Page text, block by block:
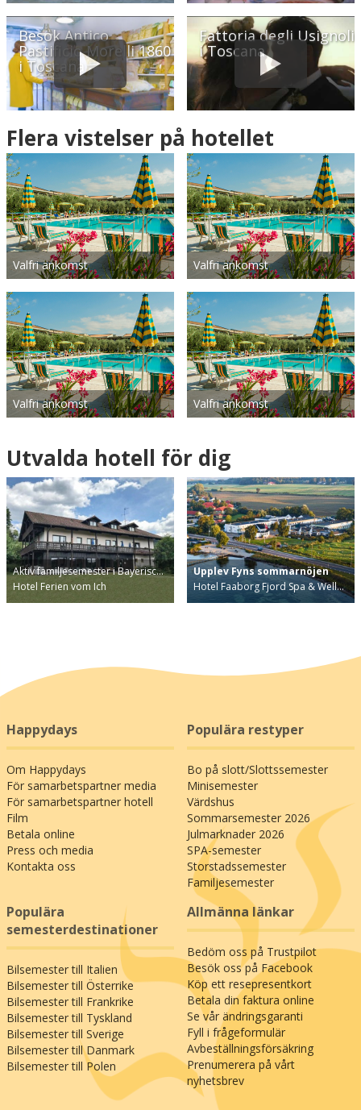
Besök Antico
Pastificio Morelli 1860
i Toscana
Fattoria degli Usignoli
i Toscana
Flera vistelser på hotellet
Valfri ankomst Valfri ankomst
Valfri ankomst Valfri ankomst
Utvalda hotell för dig
Aktiv familjesemester i Bayerisc…
Hotel Ferien vom Ich
Upplev Fyns sommarnöjen
Hotel Faaborg Fjord Spa & Well…
Happydays
Om Happydays
För samarbetspartner media
För samarbetspartner hotell
Film
Betala online
Press och media
Kontakta oss
Populära restyper
Bo på slott/Slottssemester
Minisemester
Värdshus
Sommarsemester 2026
Julmarknader 2026
SPA-semester
Storstadssemester
Familjesemester
Populära
semesterdestinationer
Bilsemester till Italien
Bilsemester till Österrike
Bilsemester till Frankrike
Bilsemester till Tyskland
Bilsemester till Sverige
Bilsemester till Danmark
Bilsemester till Polen
Allmänna länkar
Bedöm oss på Trustpilot
Besök oss på Facebook
Köp ett resepresentkort
Betala din faktura online
Se vår ändringsgaranti
Fyll i frågeformulär
Avbeställningsförsäkring
Prenumerera på vårt
nyhetsbrev